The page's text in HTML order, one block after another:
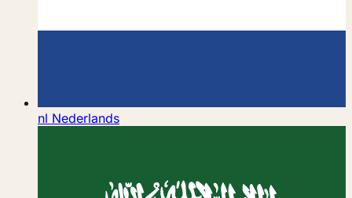
nl Nederlands